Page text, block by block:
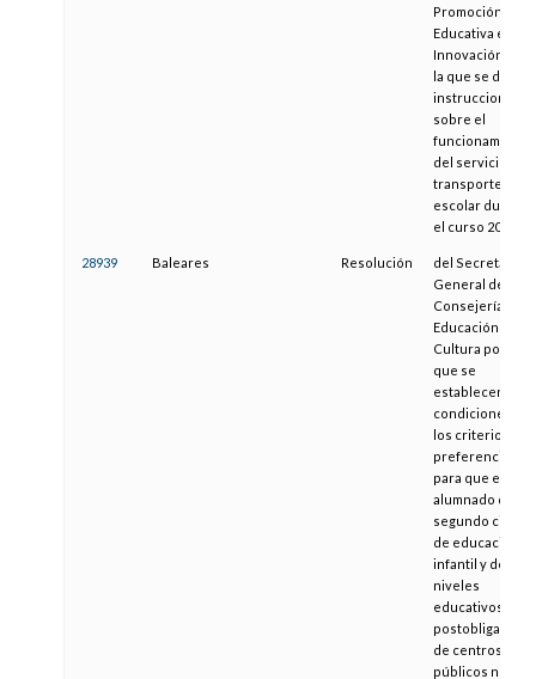
Promoción
Educativa e
Innovación por
la que se dictan
instrucciones
sobre el
funcionamiento
del servicio de
transporte
escolar durante
el curso 2009-10
28939 Baleares Resolución
del Secretario
General de la
Consejería de
Educación y
Cultura por la
que se
establecen las
condiciones y
los criterios de
preferencia
para que el
alumnado de
segundo ciclo
de educación
infantil y de
niveles
educativos
de centros
públicos no